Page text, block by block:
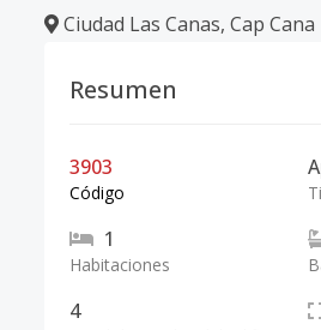
Ciudad Las Canas, Cap Cana
Resumen
3903
Código
1
Habitaciones
4